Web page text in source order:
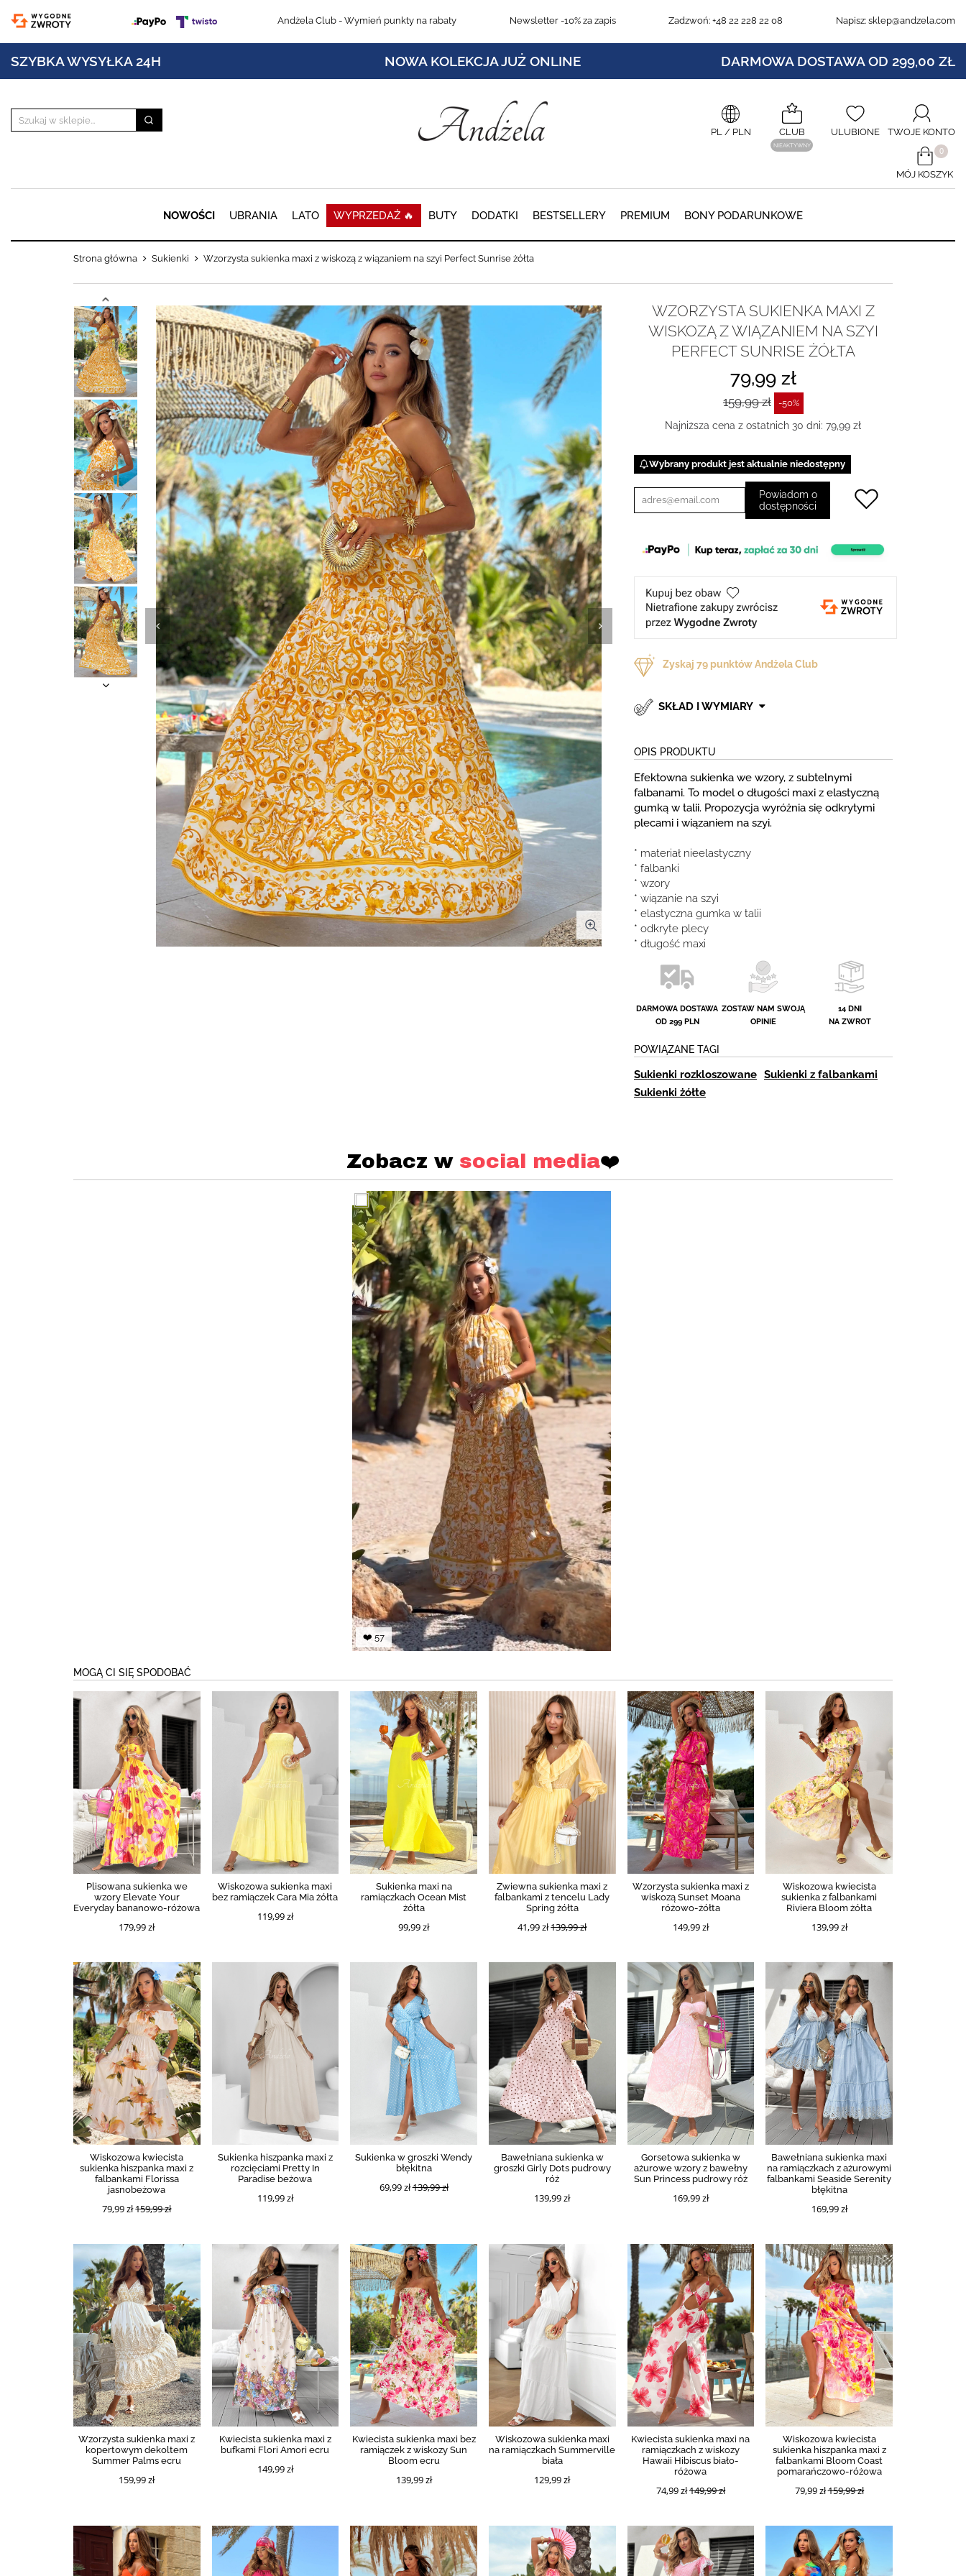
Andżela Club- Wymień punkty na rabaty Newsletter-10% za zapis Zadzwoń: +48 22 228 22 08 Napisz: sklep@andzela.com
SZYBKA WYSYŁKA 24H NOWA KOLEKCJA JUŻ ONLINE DARMOWA DOSTAWA OD 299,00 ZŁ
PL/ PLN CLUB
NIEAKTYWNY
ULUBIONE TWOJE KONTO
​0
MÓJ KOSZYK
NOWOŚCI UBRANIA LATO WYPRZEDAŻ 🔥 BUTY DODATKI BESTSELLERY PREMIUM BONY PODARUNKOWE
Strona główna Sukienki Wzorzysta sukienka maxi z wiskozą z wiązaniem na szyi Perfect Sunrise żółta
WZORZYSTA SUKIENKA MAXI Z
WISKOZĄ Z WIĄZANIEM NA SZYI
PERFECT SUNRISE ŻÓŁTA
79,99 zł
159,99 zł -50%
Najniższa cena z ostatnich 30 dni: 79,99 zł
Wybrany produkt jest aktualnie niedostępny
Powiadom o
dostępności
Zyskaj 79 punktów Andżela Club
SKŁAD I WYMIARY
OPIS PRODUKTU
Efektowna sukienka we wzory, z subtelnymi
falbanami. To model o długości maxi z elastyczną
gumką w talii. Propozycja wyróżnia się odkrytymi
plecami i wiązaniem na szyi.
* materiał nieelastyczny
* falbanki
* wzory
* wiązanie na szyi
* elastyczna gumka w talii
* odkryte plecy
* długość maxi
DARMOWA DOSTAWA
OD 299 PLN
ZOSTAW NAM SWOJĄ
OPINIE
14 DNI
NA ZWROT
POWIĄZANE TAGI
Sukienki rozkloszowane Sukienki z falbankami
Sukienki żółte
Zobacz w social media❤️
❤️ 57
MOGĄ CI SIĘ SPODOBAĆ
Plisowana sukienka we
wzory Elevate Your
Everyday bananowo-różowa
179,99 zł
Wiskozowa sukienka maxi
bez ramiączek Cara Mia żółta
119,99 zł
Sukienka maxi na
ramiączkach Ocean Mist
żółta
99,99 zł
Zwiewna sukienka maxi z
falbankami z tencelu Lady
Spring żółta
41,99 zł139,99 zł
Wzorzysta sukienka maxi z
wiskozą Sunset Moana
różowo-żółta
149,99 zł
Wiskozowa kwiecista
sukienka z falbankami
Riviera Bloom żółta
139,99 zł
Wiskozowa kwiecista
sukienka hiszpanka maxi z
falbankami Florissa
jasnobeżowa
79,99 zł159,99 zł
Sukienka hiszpanka maxi z
rozcięciami Pretty In
Paradise beżowa
119,99 zł
Sukienka w groszki Wendy
błękitna
69,99 zł139,99 zł
Bawełniana sukienka w
groszki Girly Dots pudrowy
róż
139,99 zł
Gorsetowa sukienka w
ażurowe wzory z bawełny
Sun Princess pudrowy róż
169,99 zł
Bawełniana sukienka maxi
na ramiączkach z ażurowymi
falbankami Seaside Serenity
błękitna
169,99 zł
Wzorzysta sukienka maxi z
kopertowym dekoltem
Summer Palms ecru
159,99 zł
Kwiecista sukienka maxi z
bufkami Flori Amori ecru
149,99 zł
Kwiecista sukienka maxi bez
ramiączek z wiskozy Sun
Bloom ecru
139,99 zł
Wiskozowa sukienka maxi
na ramiączkach Summerville
biała
129,99 zł
Kwiecista sukienka maxi na
ramiączkach z wiskozy
Hawaii Hibiscus biało-
różowa
74,99 zł149,99 zł
Wiskozowa kwiecista
sukienka hiszpanka maxi z
falbankami Bloom Coast
pomarańczowo-różowa
79,99 zł159,99 zł